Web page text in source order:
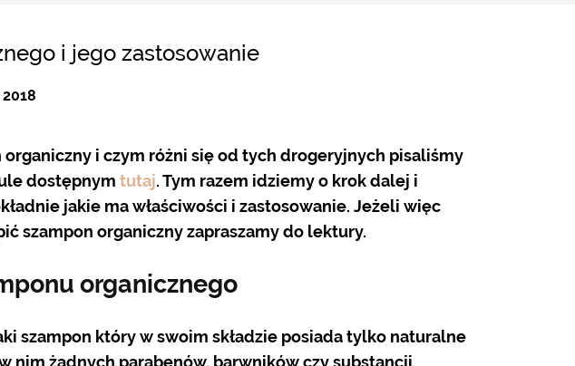
i jego zastosowanie
organiczny i czym różni się od tych drogeryjnych pisaliśmy
dostępnym tutaj. Tym razem idziemy o krok dalej i
jakie ma właściwości i zastosowanie. Jeżeli więc
szampon organiczny zapraszamy do lektury.
organicznego
szampon który w swoim składzie posiada tylko naturalne
nim żadnych parabenów, barwników czy substancji